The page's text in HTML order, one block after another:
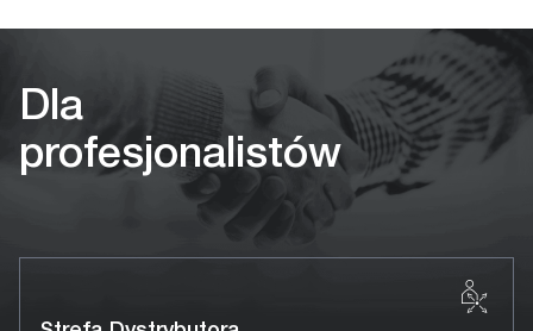
Dla
profesjonalistów